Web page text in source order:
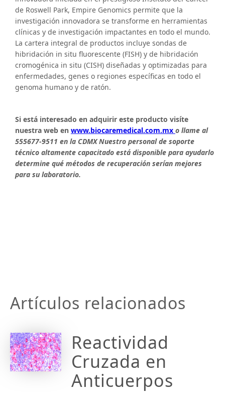
de Roswell Park, Empire Genomics permite que la
investigación innovadora se transforme en herramientas
clínicas y de investigación impactantes en todo el mundo.
La cartera integral de productos incluye sondas de
hibridación in situ fluorescente (FISH) y de hibridación
cromogénica in situ (CISH) diseñadas y optimizadas para
enfermedades, genes o regiones específicas en todo el
genoma humano y de ratón.
Si está interesado en adquirir este producto visíte
nuestra web en www.biocaremedical.com.mx o llame al
555677-9511 en la CDMX Nuestro personal de soporte
técnico altamente capacitado está disponible para ayudarlo
determine qué métodos de recuperación serían mejores
para su laboratorio.
Artículos relacionados
Reactividad
Cruzada en
Anticuerpos